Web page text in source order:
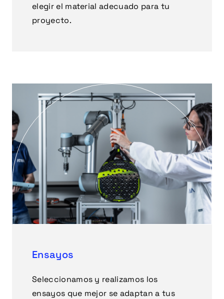
elegir el material adecuado para tu
proyecto.
Ensayos
Seleccionamos y realizamos los
ensayos que mejor se adaptan a tus